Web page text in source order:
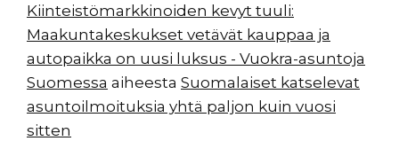
Kiinteistömarkkinoiden kevyt tuuli:
Maakuntakeskukset vetävät kauppaa ja
autopaikka on uusi luksus - Vuokra-asuntoja
Suomessa aiheesta Suomalaiset katselevat
asuntoilmoituksia yhtä paljon kuin vuosi
sitten